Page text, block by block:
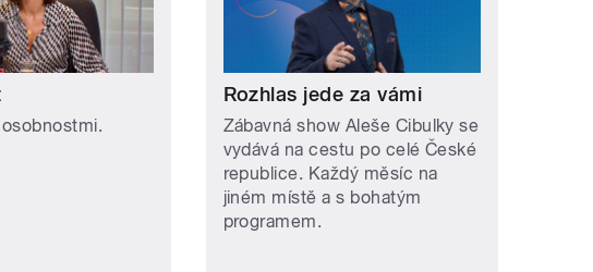
Rozhlas jede za vámi
Zábavná show Aleše Cibulky se
vydává na cestu po celé České
republice. Každý měsíc na
jiném místě a s bohatým
programem.